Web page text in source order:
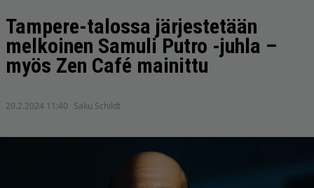
Tampere-talossa järjestetään
melkoinen Samuli Putro -juhla –
myös Zen Café mainittu
20.2.2024 11:40 Saku Schildt